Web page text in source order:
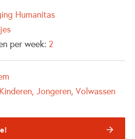
Humanitas
per week: 2
Kinderen Jongeren Volwassen